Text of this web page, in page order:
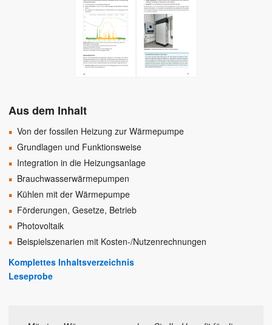
Aus dem Inhalt
Von der fossilen Heizung zur Wärmepumpe
Grundlagen und Funktionsweise
Integration in die Heizungsanlage
Brauchwasserwärmepumpen
Kühlen mit der Wärmepumpe
Förderungen, Gesetze, Betrieb
Photovoltaik
Beispielszenarien mit Kosten-/Nutzenrechnungen
Komplettes Inhaltsverzeichnis
Leseprobe